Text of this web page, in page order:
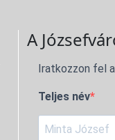
A
Iratkozzon fel
Teljes név